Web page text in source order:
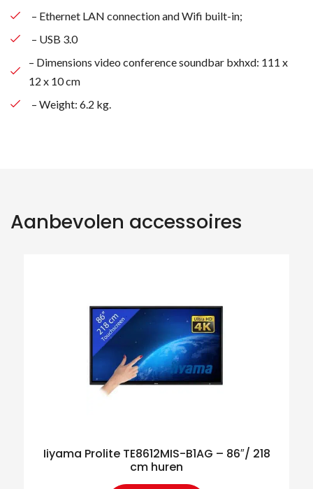
– Ethernet LAN connection and Wifi built-in;
– USB 3.0
– Dimensions video conference soundbar bxhxd: 111 x
12 x 10 cm
– Weight: 6.2 kg.
Aanbevolen accessoires
Iiyama Prolite TE8612MIS-B1AG – 86″/ 218
cm huren